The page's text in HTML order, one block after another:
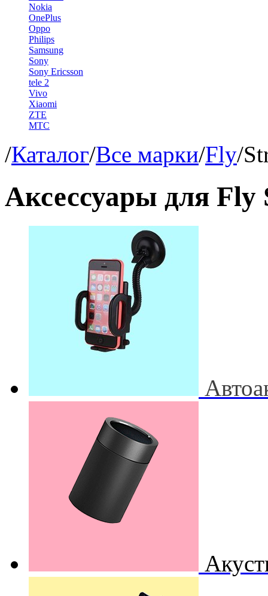
Nokia
OnePlus
Oppo
Philips
Samsung
Sony
Sony Ericsson
tele 2
Vivo
Xiaomi
ZTE
МТС
/Каталог/Все марки/Fly/
Аксессуары для Fly